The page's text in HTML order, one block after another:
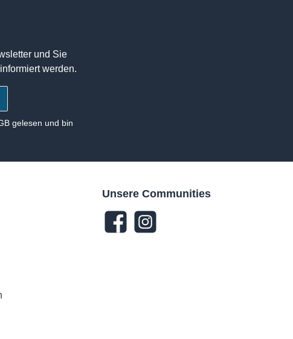
und Sie
werden.
gelesen und bin
Unsere Communities